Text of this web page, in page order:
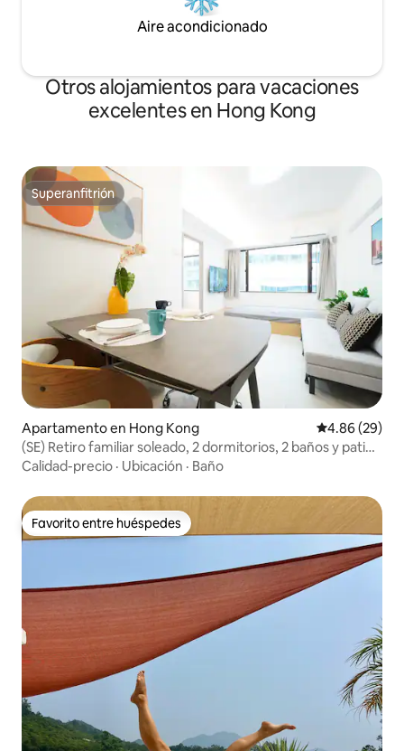
Aire acondicionado
Otros alojamientos para vacaciones
excelentes en Hong Kong
Superanfitrión
Superanfitrión
Apartamento en Hong Kong Calificación
4.86 (29)
(SE) Retiro familiar soleado, 2 dormitorios, 2 baños y patio
trasero
Calidad-precio · Ubicación · Baño
Favorito entre huéspedes
Favorito entre huéspedes